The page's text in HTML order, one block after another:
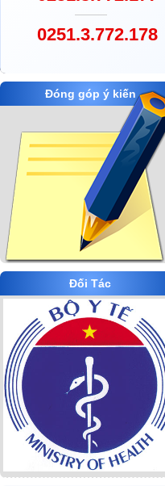
0251.3.772.178
Đóng góp ý kiến
Đối Tác